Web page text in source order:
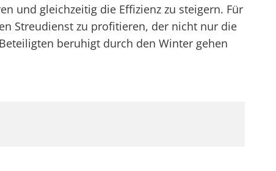
und gleichzeitig die Effizienz zu steigern. Für
Streudienst zu profitieren, der nicht nur die
beruhigt durch den Winter gehen